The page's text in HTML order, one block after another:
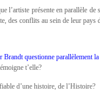
l’artiste présente en parallèle
des conflits au sein de leur pays
Brandt questionne parallèlement
t’elle?
d’une histoire, de l’Histoire?